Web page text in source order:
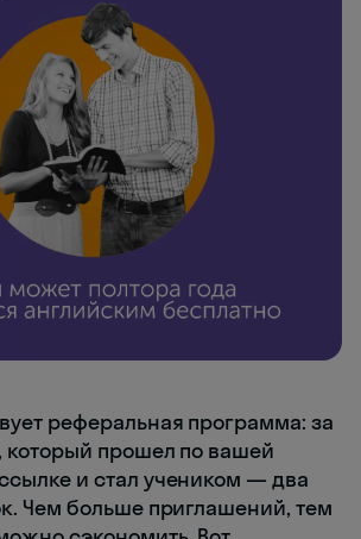
реферальная программа: за
который прошел по вашей
и стал учеником — два
Чем больше приглашений, тем